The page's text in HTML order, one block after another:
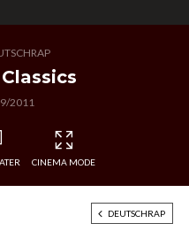
2011
CINEMA MODE
DEUTSCHRAP